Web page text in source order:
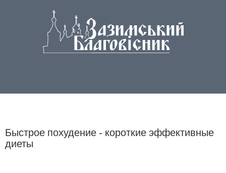
Быстрое похудение - короткие эффективные
диеты